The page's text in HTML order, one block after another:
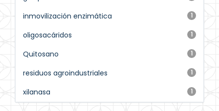
1
inmovilización enzimática
1
oligosacáridos
1
Quitosano
1
residuos agroindustriales
1
xilanasa